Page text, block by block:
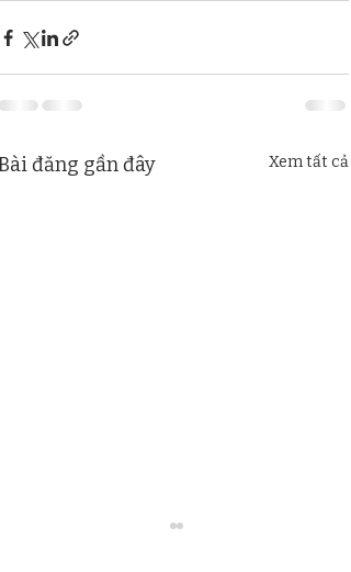
đăng gần đây Xem tất cả